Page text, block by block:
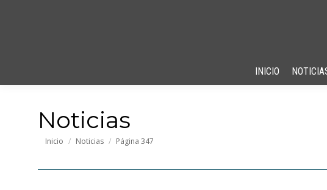
INICIO
Noticias
Estás aquí:
Inicio Noticias Página 347